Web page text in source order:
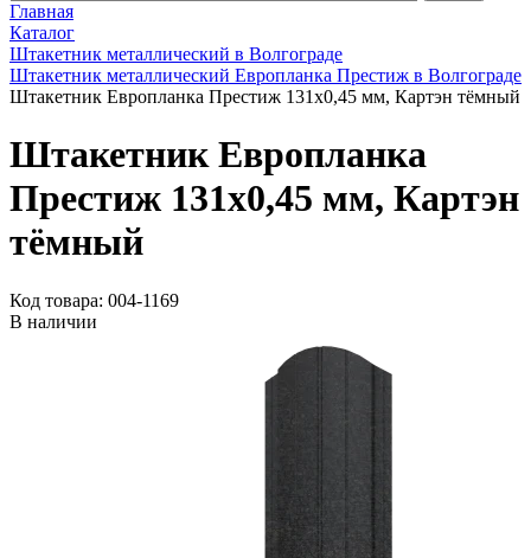
Главная
Каталог
Штакетник металлический в Волгограде
Штакетник металлический Европланка Престиж в Волгограде
Штакетник Европланка Престиж 131x0,45 мм, Картэн тёмный
Штакетник Европланка
Престиж 131x0,45 мм, Картэн
тёмный
Код товара: 004-1169
В наличии